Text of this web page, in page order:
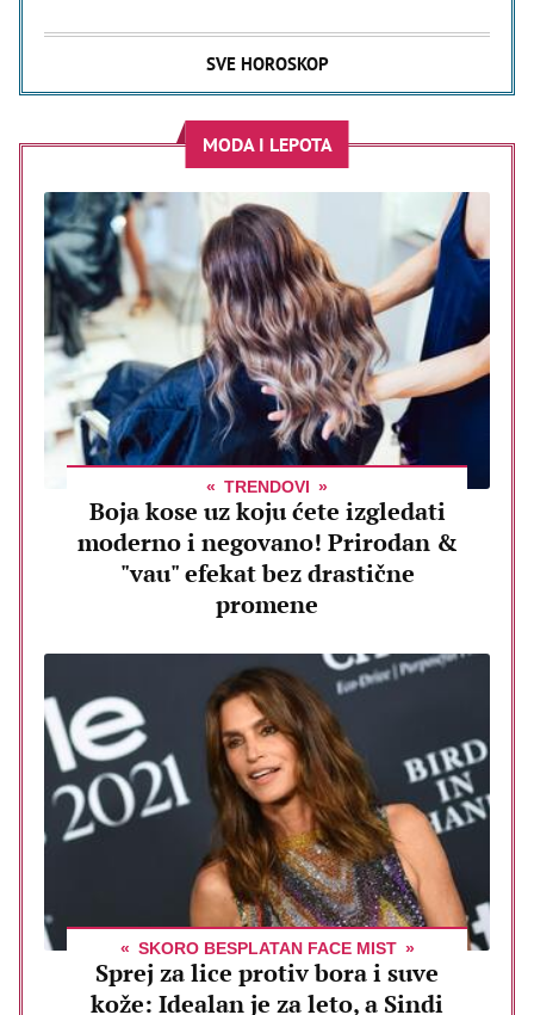
SVE HOROSKOP
MODA I LEPOTA
TRENDOVI
Boja kose uz koju ćete izgledati
moderno i negovano! Prirodan &
"vau" efekat bez drastične
promene
SKORO BESPLATAN FACE MIST
Sprej za lice protiv bora i suve
kože: Idealan je za leto, a Sindi